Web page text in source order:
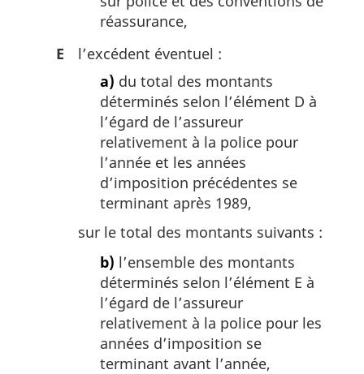
réassurance,
E
l’excédent éventuel :
a) du total des montants
déterminés selon l’élément D à
l’égard de l’assureur
relativement à la police pour
l’année et les années
d’imposition précédentes se
terminant après 1989,
sur le total des montants suivants :
b) l’ensemble des montants
déterminés selon l’élément E à
l’égard de l’assureur
relativement à la police pour les
années d’imposition se
terminant avant l’année,